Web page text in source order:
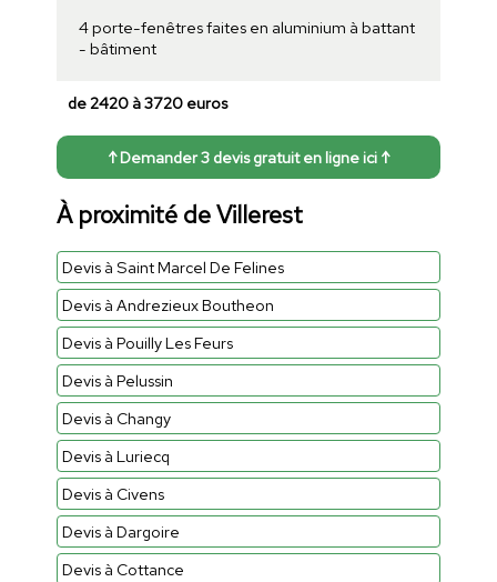
4 porte-fenêtres faites en aluminium à battant
- bâtiment
de 2420 à 3720 euros
↑ Demander 3 devis gratuit en ligne ici ↑
À proximité de Villerest
Devis à Saint Marcel De Felines
Devis à Andrezieux Boutheon
Devis à Pouilly Les Feurs
Devis à Pelussin
Devis à Changy
Devis à Luriecq
Devis à Civens
Devis à Dargoire
Devis à Cottance